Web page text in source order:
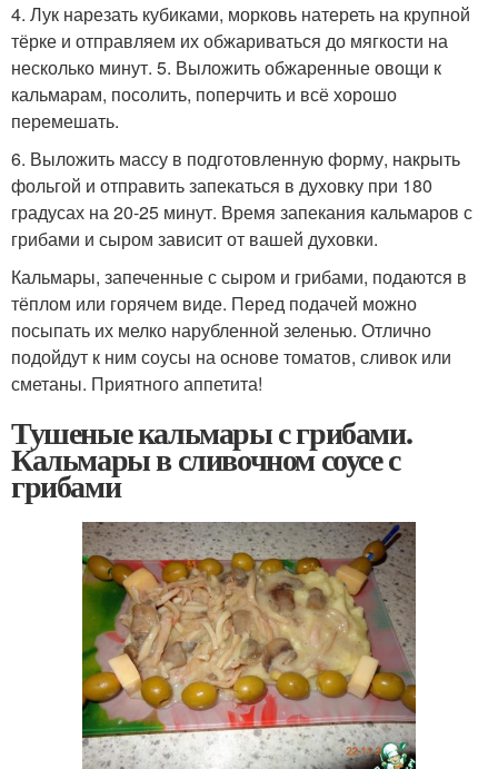
4. Лук нарезать кубиками, морковь натереть на крупной
тёрке и отправляем их обжариваться до мягкости на
несколько минут. 5. Выложить обжаренные овощи к
кальмарам, посолить, поперчить и всё хорошо
перемешать.
6. Выложить массу в подготовленную форму, накрыть
фольгой и отправить запекаться в духовку при 180
градусах на 20-25 минут. Время запекания кальмаров с
грибами и сыром зависит от вашей духовки.
Кальмары, запеченные с сыром и грибами, подаются в
тёплом или горячем виде. Перед подачей можно
посыпать их мелко нарубленной зеленью. Отлично
подойдут к ним соусы на основе томатов, сливок или
сметаны. Приятного аппетита!
Тушеные кальмары с грибами.
Кальмары в сливочном соусе с
грибами